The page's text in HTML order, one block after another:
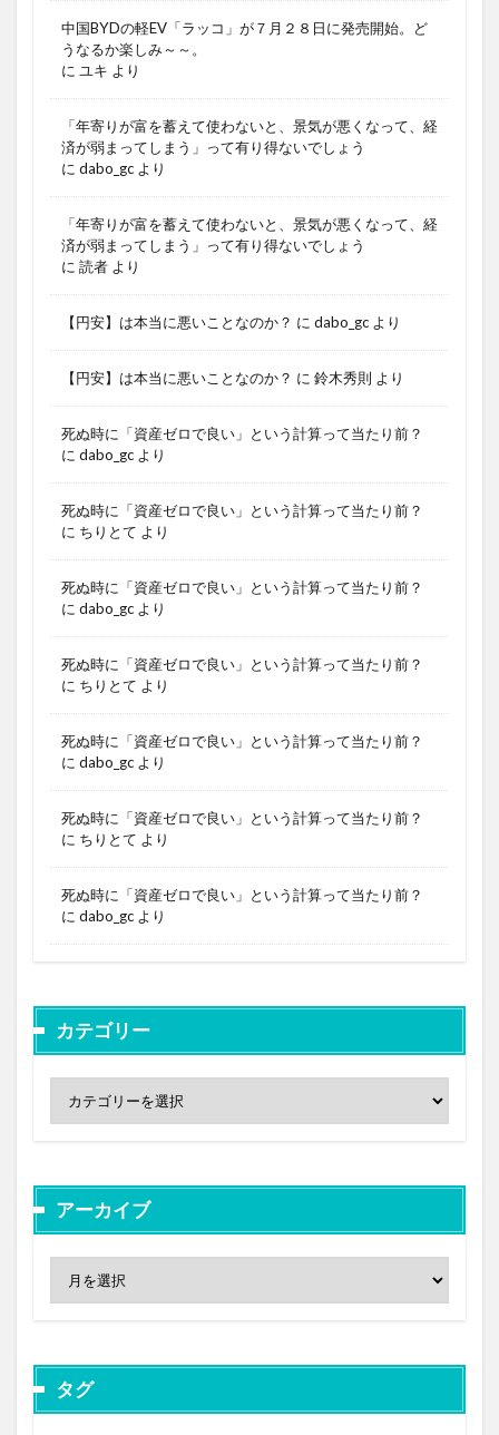
中国BYDの軽EV「ラッコ」が７月２８日に発売開始。ど
うなるか楽しみ～～。
に ユキ より
「年寄りが富を蓄えて使わないと、景気が悪くなって、経
済が弱まってしまう」って有り得ないでしょう
に dabo_gc より
「年寄りが富を蓄えて使わないと、景気が悪くなって、経
済が弱まってしまう」って有り得ないでしょう
に 読者 より
【円安】は本当に悪いことなのか？ に dabo_gc より
【円安】は本当に悪いことなのか？ に 鈴木秀則 より
死ぬ時に「資産ゼロで良い」という計算って当たり前？
に dabo_gc より
死ぬ時に「資産ゼロで良い」という計算って当たり前？
に ちりとて より
死ぬ時に「資産ゼロで良い」という計算って当たり前？
に dabo_gc より
死ぬ時に「資産ゼロで良い」という計算って当たり前？
に ちりとて より
死ぬ時に「資産ゼロで良い」という計算って当たり前？
に dabo_gc より
死ぬ時に「資産ゼロで良い」という計算って当たり前？
に ちりとて より
死ぬ時に「資産ゼロで良い」という計算って当たり前？
に dabo_gc より
カテゴリー
アーカイブ
タグ